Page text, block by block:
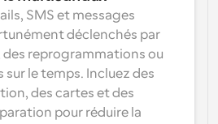
SMS et messages
déclenchés par
des reprogrammations ou
sur le temps. Incluez des
des cartes et des
pour réduire la